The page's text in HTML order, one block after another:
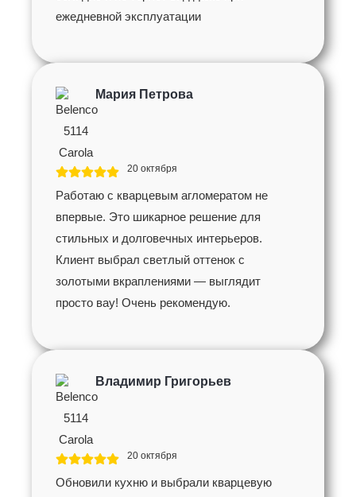
ежедневной эксплуатации
Мария Петрова
20 октября
Работаю с кварцевым агломератом не
впервые. Это шикарное решение для
стильных и долговечных интерьеров.
Клиент выбрал светлый оттенок с
золотыми вкраплениями — выглядит
просто вау! Очень рекомендую.
Владимир Григорьев
20 октября
Обновили кухню и выбрали кварцевую